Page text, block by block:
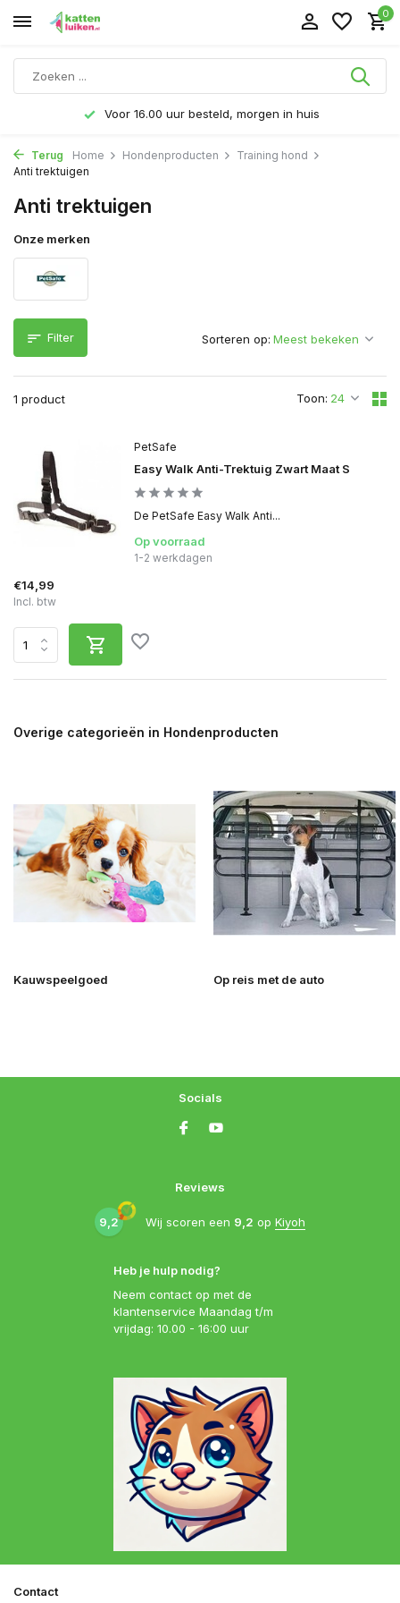
0
Voor 16.00 uur besteld, morgen in huis
Terug Home Hondenproducten
Training hond
Anti trektuigen
Anti trektuigen
Onze merken
Filter
1 product Toon:
Sorteren op:
PetSafe
Easy Walk Anti-Trektuig Zwart Maat S
De PetSafe Easy Walk Anti...
Op voorraad
1-2 werkdagen
€14,99
Incl. btw
Overige categorieën in Hondenproducten
Kauwspeelgoed Op reis met de auto
Heb je hulp nodig?
Neem contact op met de
klantenservice Maandag t/m
vrijdag: 10.00 - 16:00 uur
Reviews
9,2 Wij scoren een 9,2 op Kiyoh
Socials
Contact